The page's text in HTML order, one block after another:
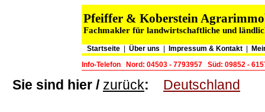
Pfeiffer & Koberstein
Fachmakler für landwirtschaftliche und
Startseite Über uns Impressum & Kontakt
Info-Telefon
Nord: 04503 - 7793957 Süd: 09852 -
Sie sind hier / zurück: Deutschland